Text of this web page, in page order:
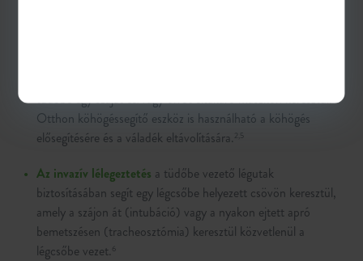
tüdőbe egy szájat és/vagy orrot eltakaró maszkon keresztül.
Otthon köhögéssegítő eszköz is használható a köhögés
elősegítésére és a váladék eltávolítására. 2,5
Az invazív lélegeztetés a tüdőbe vezető légutak
biztosításában segít egy légcsőbe helyezett csövön keresztül,
amely a szájon át (intubáció) vagy a nyakon ejtett apró
bemetszésen (tracheosztómia) keresztül közvetlenül a
légcsőbe vezet. 6